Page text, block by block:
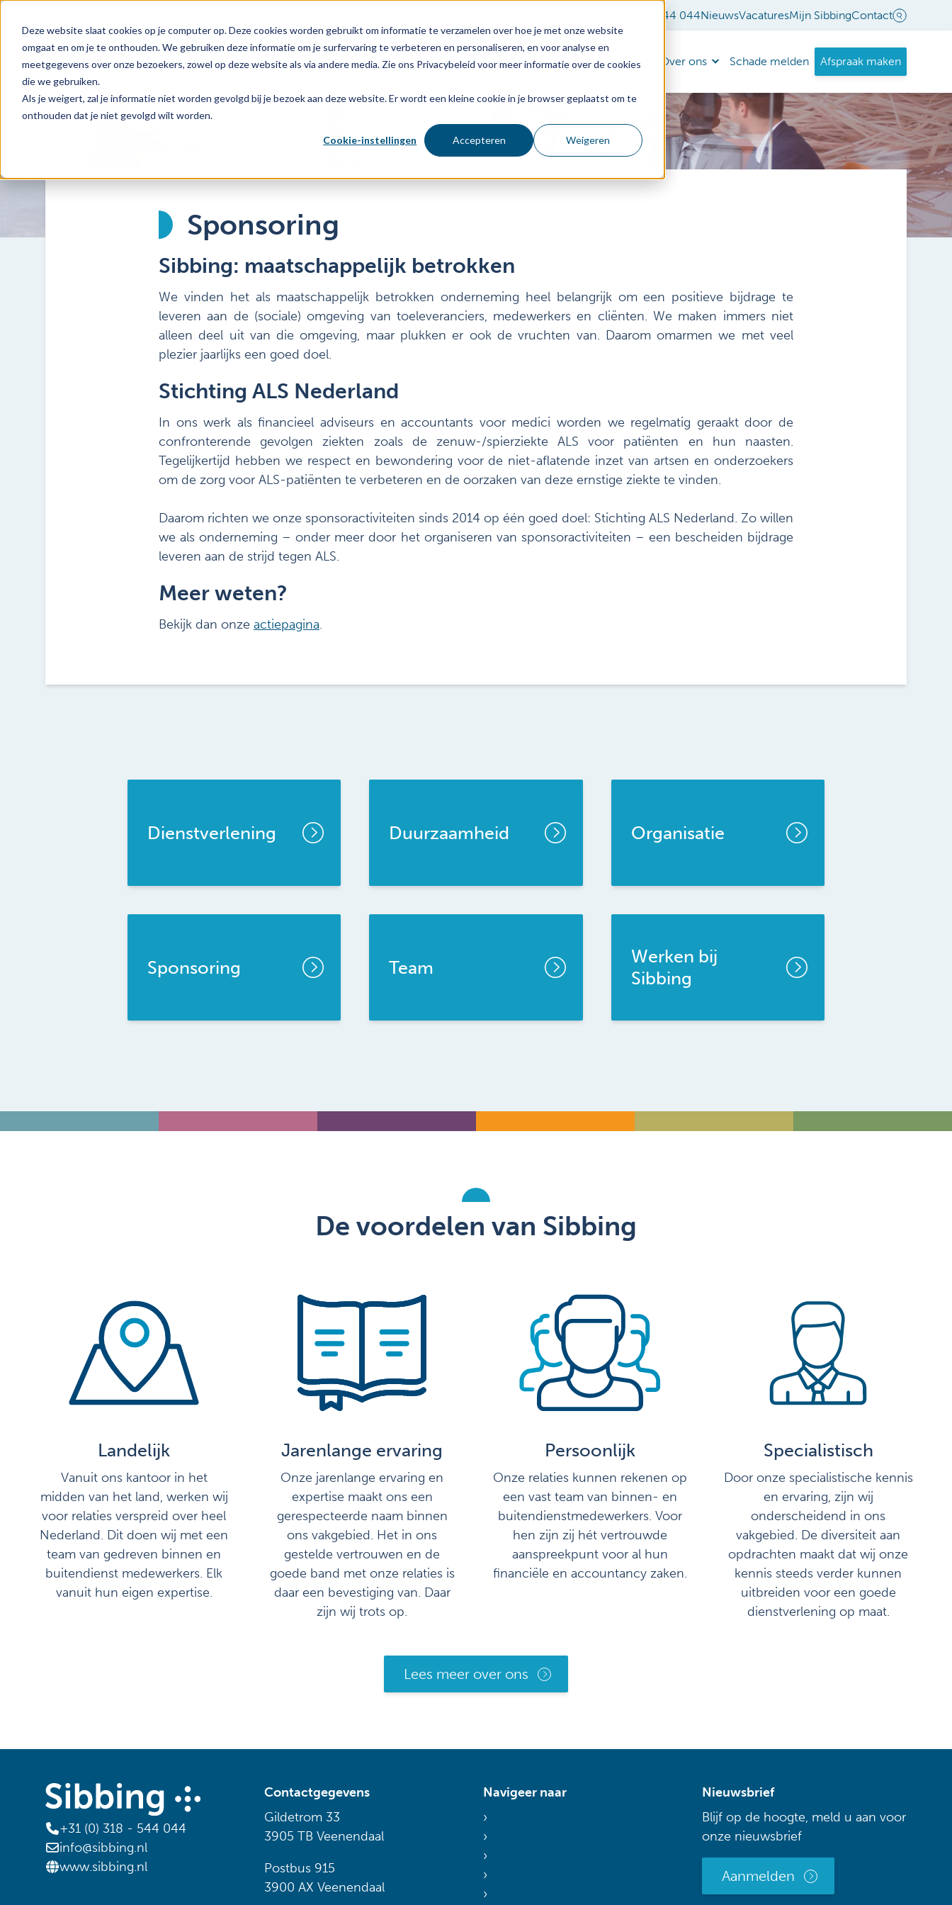
Deze website slaat cookies op je computer op. Deze cookies worden gebruikt om informatie te verzamelen over hoe je met onze website
omgaat en om je te onthouden. We gebruiken deze informatie om je surfervaring te verbeteren en personaliseren, en voor analyse en
meetgegevens over onze bezoekers, zowel op deze website als via andere media. Zie ons Privacybeleid voor meer informatie over de cookies
die we gebruiken.
Als je weigert, zal je informatie niet worden gevolgd bij je bezoek aan deze website. Er wordt een kleine cookie in je browser geplaatst om te
onthouden dat je niet gevolgd wilt worden.
Cookie-instellingen Accepteren Weigeren
0318 - 544 044NieuwsVacaturesMijn SibbingContact
Voor wie Diensten Agenda Over ons Schade melden Afspraak maken
Sponsoring
Sibbing: maatschappelijk betrokken
We vinden het als maatschappelijk betrokken onderneming heel belangrijk om een positieve bijdrage te
leveren aan de (sociale) omgeving van toeleveranciers, medewerkers en cliënten. We maken immers niet
alleen deel uit van die omgeving, maar plukken er ook de vruchten van. Daarom omarmen we met veel
plezier jaarlijks een goed doel.
Stichting ALS Nederland
In ons werk als financieel adviseurs en accountants voor medici worden we regelmatig geraakt door de
confronterende gevolgen ziekten zoals de zenuw-/spierziekte ALS voor patiënten en hun naasten.
Tegelijkertijd hebben we respect en bewondering voor de niet-aflatende inzet van artsen en onderzoekers
om de zorg voor ALS-patiënten te verbeteren en de oorzaken van deze ernstige ziekte te vinden.
Daarom richten we onze sponsoractiviteiten sinds 2014 op één goed doel: Stichting ALS Nederland. Zo willen
we als onderneming – onder meer door het organiseren van sponsoractiviteiten – een bescheiden bijdrage
leveren aan de strijd tegen ALS.
Meer weten?
Bekijk dan onze actiepagina.
Dienstverlening Duurzaamheid Organisatie
Sponsoring Team
Werken bij
Sibbing
De voordelen van Sibbing
Landelijk
Vanuit ons kantoor in het
midden van het land, werken wij
voor relaties verspreid over heel
Nederland. Dit doen wij met een
team van gedreven binnen en
buitendienst medewerkers. Elk
vanuit hun eigen expertise.
Jarenlange ervaring
Onze jarenlange ervaring en
expertise maakt ons een
gerespecteerde naam binnen
ons vakgebied. Het in ons
gestelde vertrouwen en de
goede band met onze relaties is
daar een bevestiging van. Daar
zijn wij trots op.
Persoonlijk
Onze relaties kunnen rekenen op
een vast team van binnen- en
buitendienstmedewerkers. Voor
hen zijn zij hét vertrouwde
aanspreekpunt voor al hun
financiële en accountancy zaken.
Specialistisch
Door onze specialistische kennis
en ervaring, zijn wij
onderscheidend in ons
vakgebied. De diversiteit aan
opdrachten maakt dat wij onze
kennis steeds verder kunnen
uitbreiden voor een goede
dienstverlening op maat.
Lees meer over ons
+31 (0) 318 - 544 044
info@sibbing.nl
www.sibbing.nl
Contactgegevens
Gildetrom 33
3905 TB Veenendaal
Postbus 915
3900 AX Veenendaal
Navigeer naar
Nieuwsbrief
Blijf op de hoogte, meld u aan voor
onze nieuwsbrief
Aanmelden